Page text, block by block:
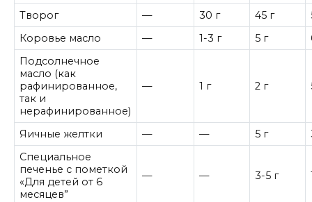
Творог — 30 г 45 г
Коровье масло
— 1-3 г 5 г
Подсолнечное
масло (как
рафинированное,
так и
нерафинированное)
— 1 г 2 г
Яичные желтки — — 5 г
Специальное
печенье с пометкой
«Для детей от 6
месяцев”
— — 3-5 г